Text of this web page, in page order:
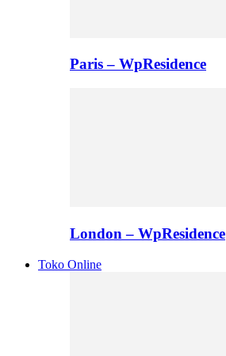
Paris – WpResidence
London – WpResidence
Toko Online